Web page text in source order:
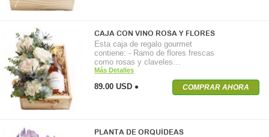
CAJA CON VINO ROSA Y FLORES
Esta caja de regalo gourmet
contiene: - Ramo de flores frescas
como rosas y claveles…
Más Detalles
89.00 USD COMPRAR AHORA
PLANTA DE ORQUÍDEAS